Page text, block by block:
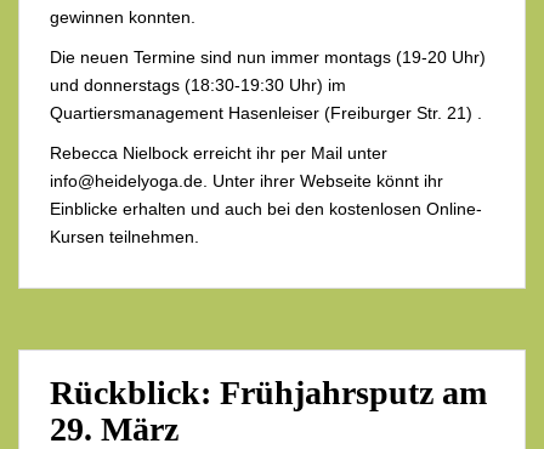
gewinnen konnten.
Die neuen Termine sind nun immer montags (19-20 Uhr)
und donnerstags (18:30-19:30 Uhr) im
Quartiersmanagement Hasenleiser (Freiburger Str. 21) .
Rebecca Nielbock erreicht ihr per Mail unter
info@heidelyoga.de. Unter ihrer Webseite könnt ihr
Einblicke erhalten und auch bei den kostenlosen Online-
Kursen teilnehmen.
Rückblick: Frühjahrsputz am
29. März